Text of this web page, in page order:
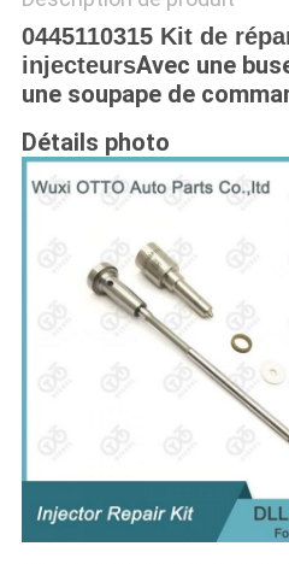
0445110315 Kit de
injecteursAvec une
une soupape de
Détails photo